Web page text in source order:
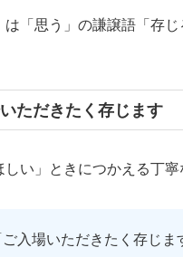
は「思う」の謙譲語「存
ただきたく存じます
しい」ときにつかえる丁
入場いただきたく存じま